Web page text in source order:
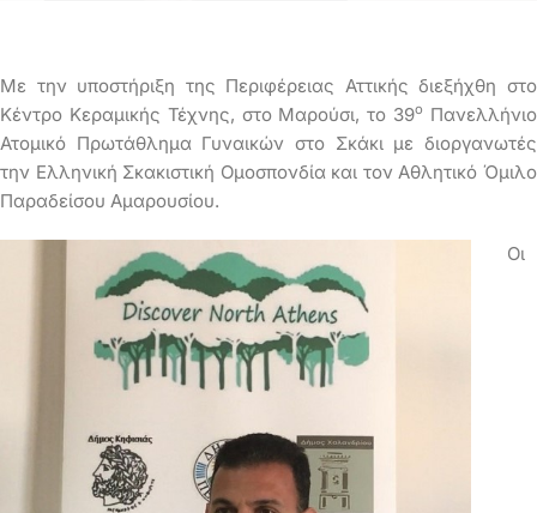
Με την υποστήριξη της Περιφέρειας Αττικής διεξήχθη στο
Κέντρο Κεραμικής Τέχνης, στο Μαρούσι, το 39ο Πανελλήνιο
Ατομικό Πρωτάθλημα Γυναικών στο Σκάκι με διοργανωτές
την Ελληνική Σκακιστική Ομοσπονδία και τον Αθλητικό Όμιλο
Παραδείσου Αμαρουσίου.
Οι